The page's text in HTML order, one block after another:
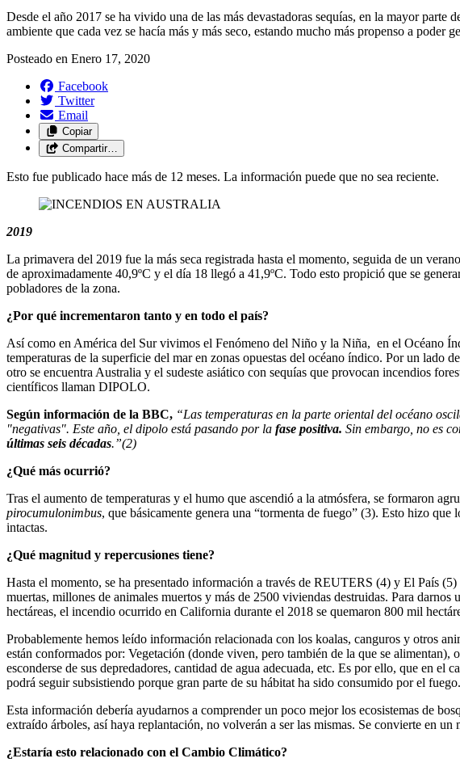
Desde el año 2017 se ha vivido una de las más devastadoras sequías, en la mayor
ambiente que cada vez se hacía más y más seco, estando mucho más propenso a poder
Posteado en Enero 17, 2020
Facebook
Twitter
Email
Copiar
Compartir…
Esto fue publicado hace más de 12 meses. La información puede que no sea reciente.
2019
La primavera del 2019 fue la más seca registrada hasta el momento, seguida de un
de aproximadamente 40,9ºC y el día 18 llegó a 41,9ºC. Todo esto propició que se
pobladores de la zona.
¿Por qué incrementaron tanto y en todo el país?
Así como en América del Sur vivimos el Fenómeno del Niño y la Niña, en el Océano
temperaturas de la superficie del mar en zonas opuestas del océano índico. Por un lado
otro se encuentra Australia y el sudeste asiático con sequías que provocan incendios
científicos llaman DIPOLO.
Según información de la BBC, “Las temperaturas en la parte oriental del océano
"negativas". Este año, el dipolo está pasando por la fase positiva. Sin embargo, no es
últimas seis décadas.”(2)
¿Qué más ocurrió?
Tras el aumento de temperaturas y el humo que ascendió a la atmósfera, se formaron
pirocumulonimbus, que básicamente genera una “tormenta de fuego” (3). Esto hizo que
intactas.
¿Qué magnitud y repercusiones tiene?
Hasta el momento, se ha presentado información a través de REUTERS (4) y El País (5)
muertas, millones de animales muertos y más de 2500 viviendas destruidas. Para darnos
hectáreas, el incendio ocurrido en California durante el 2018 se quemaron 800 mil
Probablemente hemos leído información relacionada con los koalas, canguros y otros
están conformados por: Vegetación (donde viven, pero también de la que se alimentan),
esconderse de sus depredadores, cantidad de agua adecuada, etc. Es por ello, que
podrá seguir subsistiendo porque gran parte de su hábitat ha sido consumido por el
Esta información debería ayudarnos a comprender un poco mejor los ecosistemas de
extraído árboles, así haya replantación, no volverán a ser las mismas. Se convierte en
¿Estaría esto relacionado con el Cambio Climático?